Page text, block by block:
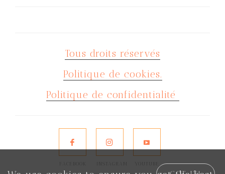
Tous droits réservés
Politique de cookies.
Politique de confidentialité